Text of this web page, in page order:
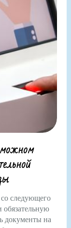
следующего
обязательную
документы на